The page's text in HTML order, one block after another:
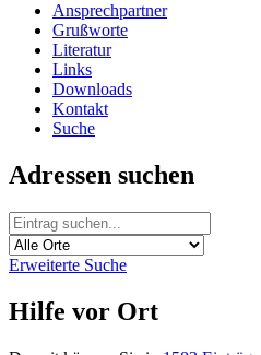
Ansprechpartner
Grußworte
Literatur
Links
Downloads
Kontakt
Suche
Adressen suchen
Erweiterte Suche
Hilfe vor Ort